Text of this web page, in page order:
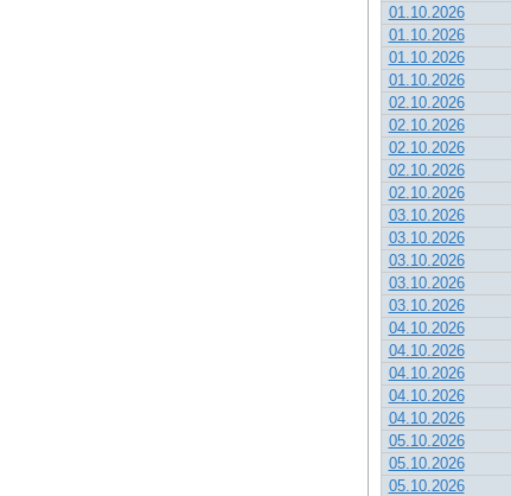
01.10.2026
01.10.2026
01.10.2026
01.10.2026
02.10.2026
02.10.2026
02.10.2026
02.10.2026
02.10.2026
03.10.2026
03.10.2026
03.10.2026
03.10.2026
03.10.2026
04.10.2026
04.10.2026
04.10.2026
04.10.2026
04.10.2026
05.10.2026
05.10.2026
05.10.2026